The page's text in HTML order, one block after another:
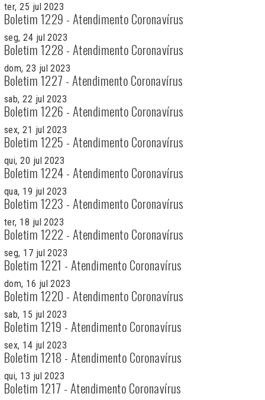
ter, 25 jul 2023
Boletim 1229 - Atendimento Coronavírus
seg, 24 jul 2023
Boletim 1228 - Atendimento Coronavírus
dom, 23 jul 2023
Boletim 1227 - Atendimento Coronavírus
sab, 22 jul 2023
Boletim 1226 - Atendimento Coronavírus
sex, 21 jul 2023
Boletim 1225 - Atendimento Coronavírus
qui, 20 jul 2023
Boletim 1224 - Atendimento Coronavírus
qua, 19 jul 2023
Boletim 1223 - Atendimento Coronavírus
ter, 18 jul 2023
Boletim 1222 - Atendimento Coronavírus
seg, 17 jul 2023
Boletim 1221 - Atendimento Coronavírus
dom, 16 jul 2023
Boletim 1220 - Atendimento Coronavírus
sab, 15 jul 2023
Boletim 1219 - Atendimento Coronavírus
sex, 14 jul 2023
Boletim 1218 - Atendimento Coronavírus
qui, 13 jul 2023
Boletim 1217 - Atendimento Coronavírus